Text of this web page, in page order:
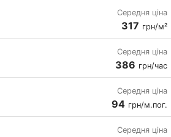
Середня ціна
317 грн/м²
Середня ціна
386 грн/час
Середня ціна
94 грн/м.пог.
Середня ціна